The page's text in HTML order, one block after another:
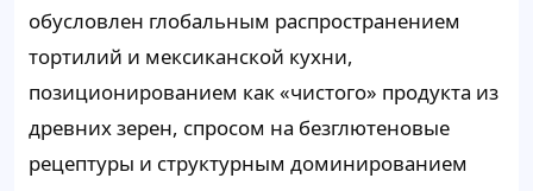
обусловлен глобальным распространением
тортилий и мексиканской кухни,
позиционированием как «чистого» продукта из
древних зерен, спросом на безглютеновые
рецептуры и структурным доминированием